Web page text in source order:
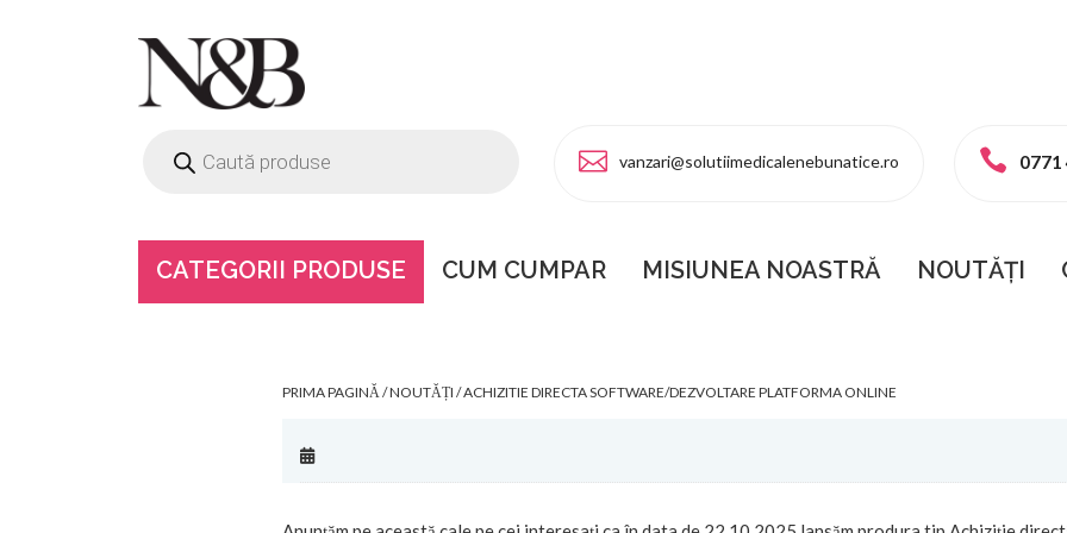
vanzari@solutiimedicalenebunatice.ro 0771
CATEGORII PRODUSE CUM CUMPAR MISIUNEA NOASTRĂ NOUTĂȚI
ACHIZITIE DIRECTA SOFTWARE/DEZVOLTARE
PRIMA PAGINĂ/NOUTĂȚI / ACHIZITIE DIRECTA SOFTWARE/DEZVOLTARE PLATFORMA ONLINE